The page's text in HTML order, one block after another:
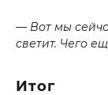
— Вот мы
светит. Чего
Итог